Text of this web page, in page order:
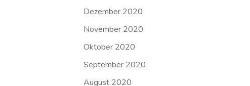
Dezember 2020
November 2020
Oktober 2020
September 2020
August 2020